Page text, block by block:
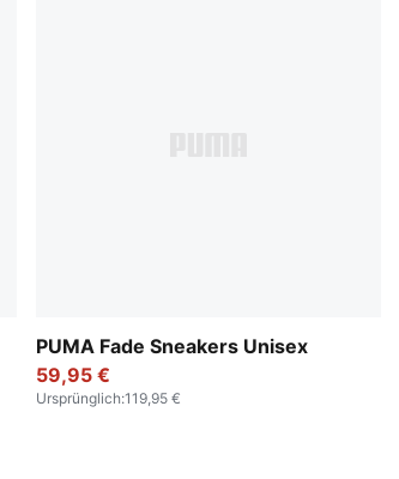
PUMA Fade Sneakers Unisex
59,95 €
Ursprünglich:119,95 €